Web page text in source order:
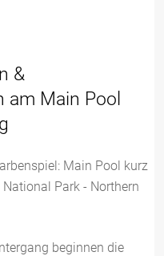
&
am Main Pool
beginnen die